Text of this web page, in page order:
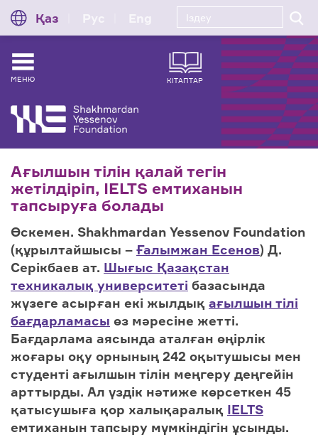
Қаз
МЕНЮ КІТАПТАР
Ағылшын тілін қалай тегін
жетілдіріп, IELTS емтиханын
тапсыруға болады
Өскемен. Shakhmardan Yessenov Foundation
(құрылтайшысы – Ғалымжан Есенов) Д.
Серікбаев ат. Шығыс Қазақстан
техникалық университеті базасында
жүзеге асырған екі жылдық ағылшын тілі
бағдарламасы өз мәресіне жетті.
Бағдарлама аясында аталған өңірлік
жоғары оқу орнының 242 оқытушысы мен
студенті ағылшын тілін меңгеру деңгейін
арттырды. Ал үздік нәтиже көрсеткен 45
қатысушыға қор халықаралық IELTS
емтиханын тапсыру мүмкіндігін ұсынды.